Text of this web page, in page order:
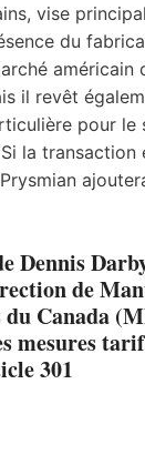
vise
du
américain
il revêt
pour le
la transaction
Dennis
de
Canada
mesures
301